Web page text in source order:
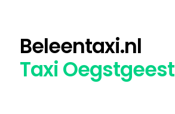
Beleentaxi.nl
Taxi Oegstgeest